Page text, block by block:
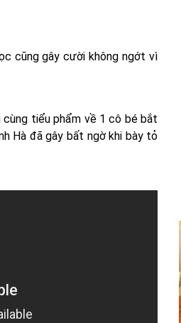
cũng gây cười không ngớt vì
cùng tiểu phẩm về 1 cô bé bắt
Hà đã gây bất ngờ khi bày tỏ